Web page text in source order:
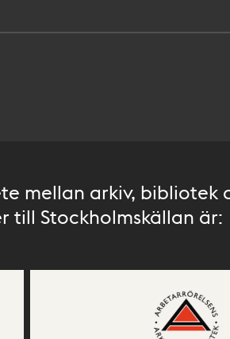
mellan arkiv, bibliotek
till Stockholmskällan är: